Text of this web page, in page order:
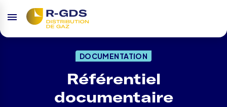
DOCUMENTATION
Référentiel
documentaire